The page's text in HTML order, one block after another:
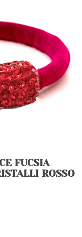
FUCSIA
ROSSO